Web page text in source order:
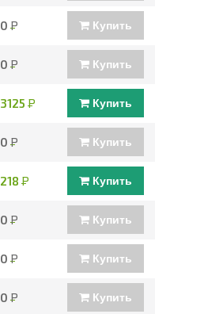
0Р Купить
0Р Купить
3125Р Купить
0Р Купить
218Р Купить
0Р Купить
0Р Купить
0Р Купить